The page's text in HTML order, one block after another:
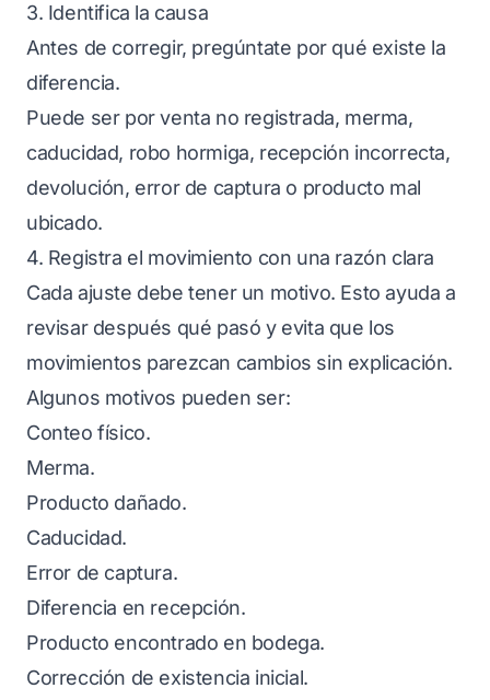
3. Identifica la causa
Antes de corregir, pregúntate por qué existe la
diferencia.
Puede ser por venta no registrada, merma,
caducidad, robo hormiga, recepción incorrecta,
devolución, error de captura o producto mal
ubicado.
4. Registra el movimiento con una razón clara
Cada ajuste debe tener un motivo. Esto ayuda a
revisar después qué pasó y evita que los
movimientos parezcan cambios sin explicación.
Algunos motivos pueden ser:
Conteo físico.
Merma.
Producto dañado.
Caducidad.
Error de captura.
Diferencia en recepción.
Producto encontrado en bodega.
Corrección de existencia inicial.